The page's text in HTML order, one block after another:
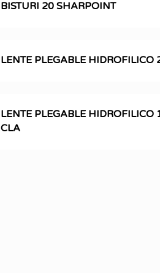
BISTURI 20 SHARPOINT
LENTE PLEGABLE HIDROFILICO
LENTE PLEGABLE HIDROFILICO
CLA